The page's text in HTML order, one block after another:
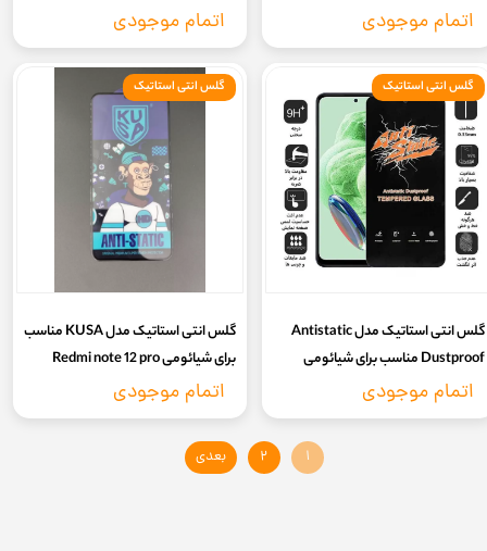
Redmi note 13 Pro 4g
اتمام موجودی Redmi note 13 Pro 5G
اتمام موجودی
گلس انتی استاتیک مدل Antistatic
Dustproof مناسب برای شیائومی
Redmi note 13 4G
اتمام موجودی
گلس انتی استاتیک
گلس انتی استاتیک مدل KUSA مناسب
برای شیائومی Redmi note 12 pro
اتمام موجودی
گلس انتی استاتیک
۱ ۲ بعدی